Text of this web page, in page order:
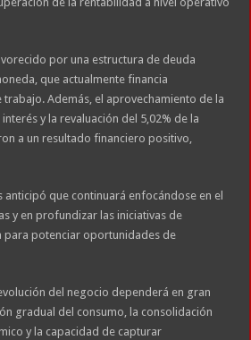
por una estructura de deuda
que actualmente financia
trabajo. Además, el aprovechamiento de la
y la revaluación del 5,02% de la
a un resultado financiero positivo,
que continuará enfocándose en el
y en profundizar las iniciativas de
para potenciar oportunidades de
del negocio dependerá en gran
gradual del consumo, la consolidación
y la capacidad de capturar